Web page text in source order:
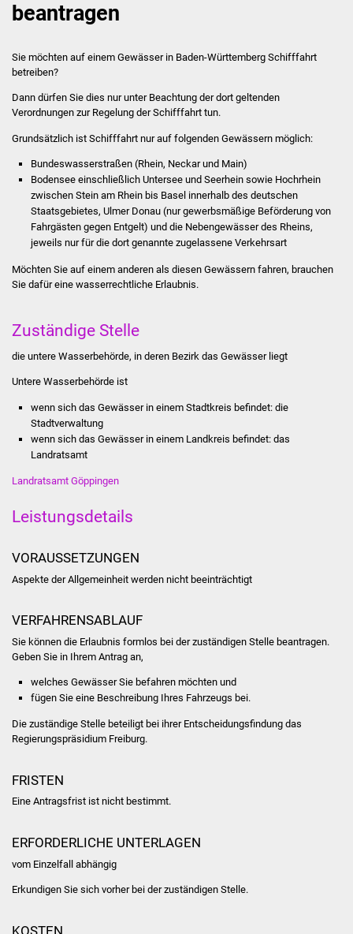
Kontakt
Veröffentlichungen
FNP / Bebauungspläne
Wahlen
Stadtinfo
Jubiläumsjahr 2021
Projekte
Bürger & Service
Dienstleistungen
Lebenslagen
Formulare
beantragen
Sie möchten auf einem Gewässer in Baden-Württemberg Schifffahrt
betreiben?
Dann dürfen Sie dies nur unter Beachtung der dort geltenden
Verordnungen zur Regelung der Schifffahrt tun.
Grundsätzlich ist Schifffahrt nur auf folgenden Gewässern möglich:
Bundeswasserstraßen (Rhein, Neckar und Main)
Bodensee einschließlich Untersee und Seerhein sowie Hochrhein
zwischen Stein am Rhein bis Basel innerhalb des deutschen
Staatsgebietes, Ulmer Donau (nur gewerbsmäßige Beförderung von
Fahrgästen gegen Entgelt) und die Nebengewässer des Rheins,
jeweils nur für die dort genannte zugelassene Verkehrsart
Möchten Sie auf einem anderen als diesen Gewässern fahren, brauchen
Sie dafür eine wasserrechtliche Erlaubnis.
Zuständige Stelle
die untere Wasserbehörde, in deren Bezirk das Gewässer liegt
Untere Wasserbehörde ist
wenn sich das Gewässer in einem Stadtkreis befindet: die
Stadtverwaltung
wenn sich das Gewässer in einem Landkreis befindet: das
Landratsamt
Landratsamt Göppingen
Leistungsdetails
VORAUSSETZUNGEN
Aspekte der Allgemeinheit werden nicht beeinträchtigt
VERFAHRENSABLAUF
Sie können die Erlaubnis formlos bei der zuständigen Stelle beantragen.
Geben Sie in Ihrem Antrag an,
welches Gewässer Sie befahren möchten und
fügen Sie eine Beschreibung Ihres Fahrzeugs bei.
Die zuständige Stelle beteiligt bei ihrer Entscheidungsfindung das
Regierungspräsidium Freiburg.
FRISTEN
Eine Antragsfrist ist nicht bestimmt.
ERFORDERLICHE UNTERLAGEN
vom Einzelfall abhängig
Erkundigen Sie sich vorher bei der zuständigen Stelle.
KOSTEN